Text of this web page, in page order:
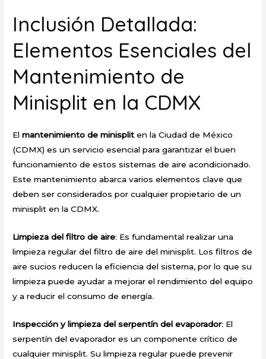
Inclusión Detallada:
Elementos Esenciales del
Mantenimiento de
Minisplit en la CDMX
Elmantenimiento de minisplit en la Ciudad de México
(CDMX) es un servicio esencial para garantizar el buen
funcionamiento de estos sistemas de aire acondicionado.
Este mantenimiento abarca varios elementos clave que
deben ser considerados por cualquier propietario de un
minisplit en la CDMX.
Limpieza del filtro de aire: Es fundamental realizar una
limpieza regular del filtro de aire del minisplit. Los filtros de
aire sucios reducen la eficiencia del sistema, por lo que su
limpieza puede ayudar a mejorar el rendimiento del equipo
y a reducir el consumo de energía.
Inspección y limpieza del serpentín del evaporador: El
serpentín del evaporador es un componente crítico de
cualquier minisplit. Su limpieza regular puede prevenir